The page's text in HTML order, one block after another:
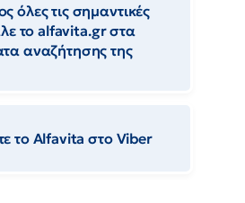
όλες τις σημαντικές
το alfavita.gr στα
αναζήτησης της
το Αlfavita στο Viber